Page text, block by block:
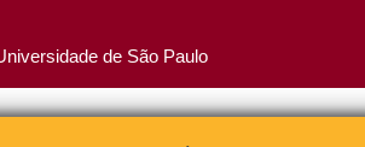
de São Paulo